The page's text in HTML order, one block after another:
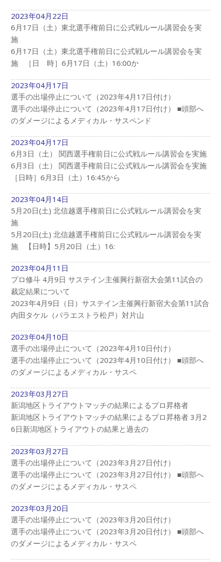
2023年04月22日
6月17日（土）東北選手権前日に公式戦ルール講習会を実
施
6月17日（土）東北選手権前日に公式戦ルール講習会を実
施 ［日 時］6月17日（土）16:00か
2023年04月17日
選手の出場停止について（2023年4月17日付け）
選手の出場停止について（2023年4月17日付け） ■頭部へ
のダメージによるメディカル・サスペンド
2023年04月17日
6月3日（土） 関西選手権前日に公式戦ルール講習会を実施
6月3日（土） 関西選手権前日に公式戦ルール講習会を実施
［日時］6月3日（土）16:45から
2023年04月14日
5月20日(土) 北信越選手権前日に公式戦ルール講習会を実
施
5月20日(土) 北信越選手権前日に公式戦ルール講習会を実
施 【日時】5月20日（土）16:
2023年04月11日
プロ修斗 4月9日 サステイン主催興行新宿大会第11試合の
裁定結果について
2023年4月9日（日）サステイン主催興行新宿大会第11試合
内田タケル（パラエストラ松戸）対片山
2023年04月10日
選手の出場停止について（2023年4月10日付け）
選手の出場停止について（2023年4月10日付け） ■頭部へ
のダメージによるメディカル・サスペ
2023年03月27日
新潟地区トライアウトマッチの結果によるプロ昇格者
新潟地区トライアウトマッチの結果によるプロ昇格者 3月2
6日新潟地区トライアウトの結果と過去の
2023年03月27日
選手の出場停止について（2023年3月27日付け）
選手の出場停止について（2023年3月27日付け） ■頭部へ
のダメージによるメディカル・サスペ
2023年03月20日
選手の出場停止について（2023年3月20日付け）
選手の出場停止について（2023年3月20日付け） ■頭部へ
のダメージによるメディカル・サスペ